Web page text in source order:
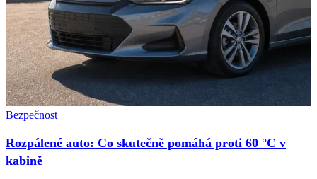
Bezpečnost
Rozpálené auto: Co skutečně pomáhá proti 60 °C v
kabině